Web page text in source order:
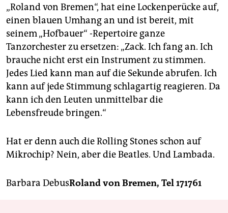
„Roland von Bremen“, hat eine Lockenperücke auf,
einen blauen Umhang an und ist bereit, mit
seinem „Hofbauer“ -Repertoire ganze
Tanzorchester zu ersetzen: „Zack. Ich fang an. Ich
brauche nicht erst ein Instrument zu stimmen.
Jedes Lied kann man auf die Sekunde abrufen. Ich
kann auf jede Stimmung schlagartig reagieren. Da
kann ich den Leuten unmittelbar die
Lebensfreude bringen.“
Hat er denn auch die Rolling Stones schon auf
Mikrochip? Nein, aber die Beatles. Und Lambada.
Barbara DebusRoland von Bremen, Tel 171761